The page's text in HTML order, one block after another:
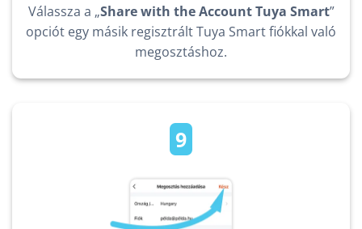
Válassza a „Share with the Account Tuya Smart”
opciót egy másik regisztrált Tuya Smart fiókkal való
megosztáshoz.
9